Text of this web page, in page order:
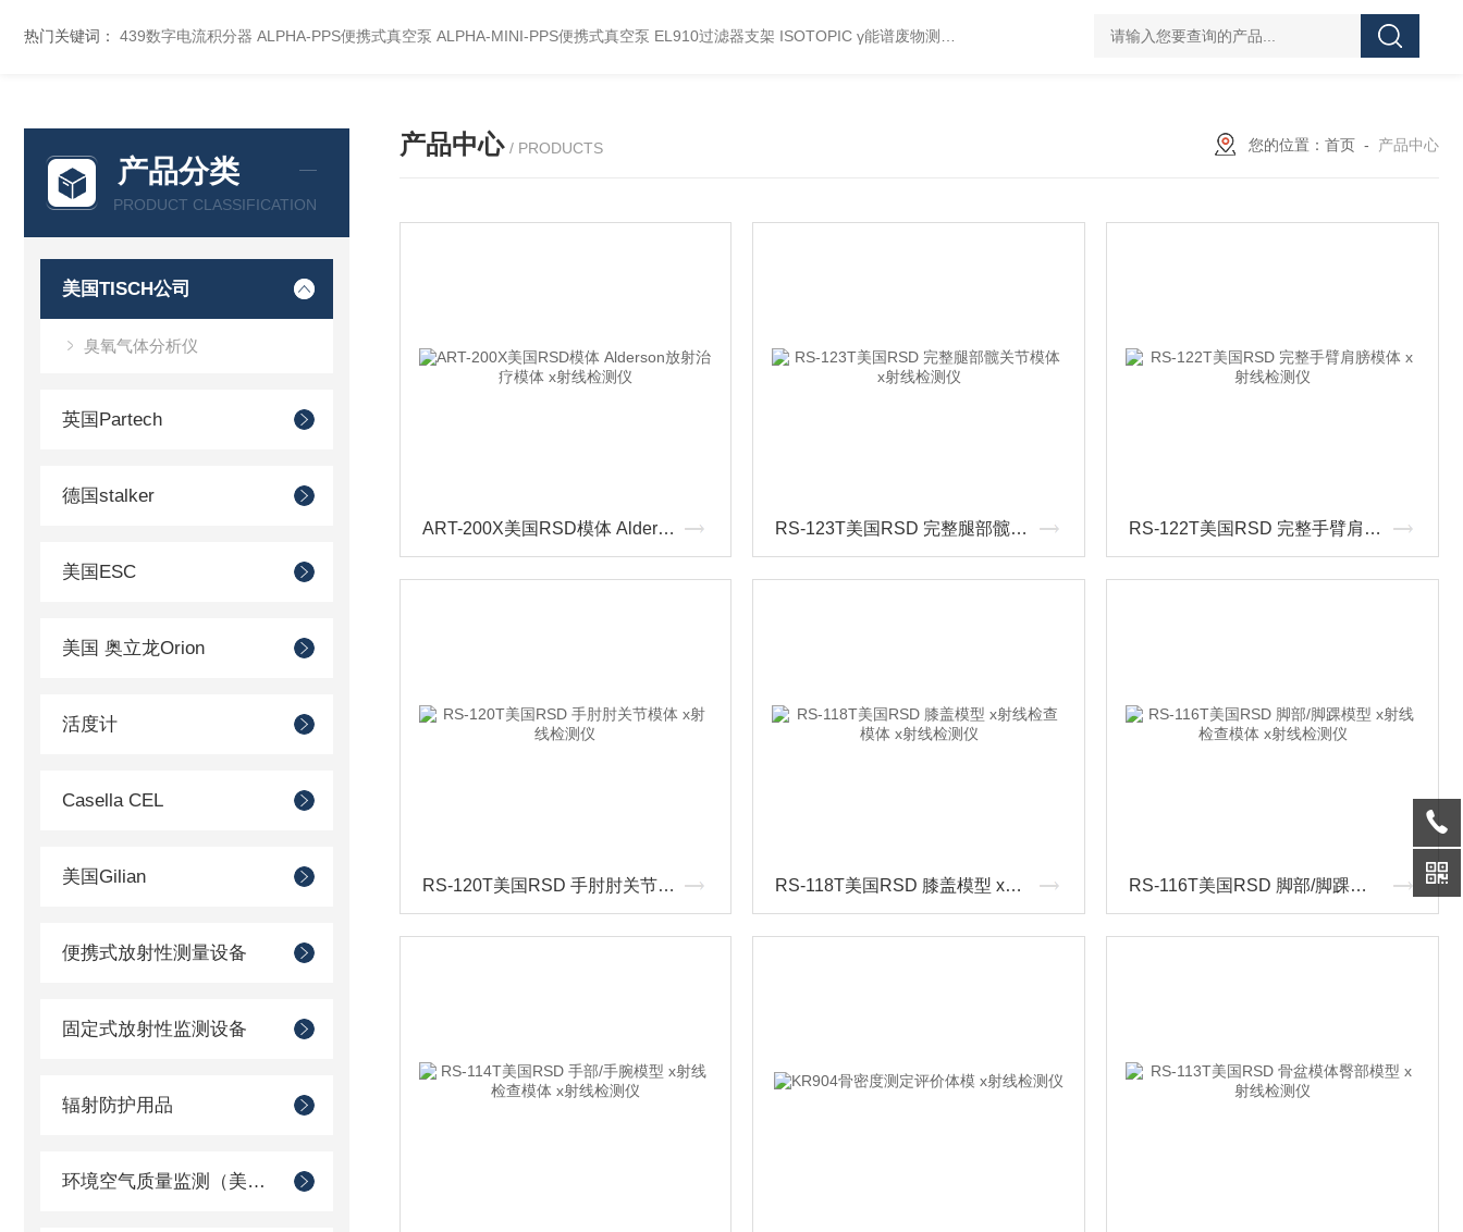
热门关键词： 439数字电流积分器 ALPHA-PPS便携式真空泵 ALPHA-MINI-PPS便携式真空泵 EL910过滤器支架 ISOTOPIC γ能谱废物测定 GammaVision伽马能谱分析软件 GammaVision报告生成器
产品分类
PRODUCT CLASSIFICATION
美国TISCH公司
臭氧气体分析仪
英国Partech
德国stalker
美国ESC
美国 奥立龙Orion
活度计
Casella CEL
美国Gilian
便携式放射性测量设备
固定式放射性监测设备
辐射防护用品
环境空气质量监测（美国Met one）
产品中心 / PRODUCTS 您的位置： 首页 - 产品中心
ART-200X美国RSD模体 Alderson放射治疗模体 x射线检测仪 RS-123T美国RSD 完整腿部髋关节模体 x射线检测仪 RS-122T美国RSD 完整手臂肩膀模体 x射线检测仪
RS-120T美国RSD 手肘肘关节模体 x射线检测仪 RS-118T美国RSD 膝盖模型 x射线检查模体 x射线检测仪 RS-116T美国RSD 脚部/脚踝模型 x射线检查模体 x射线检测仪